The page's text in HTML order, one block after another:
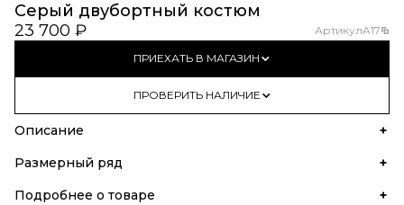
Серый двубортный костюм
23 700 ₽
АртикулA17
ПРИЕХАТЬ В МАГАЗИН
ПРОВЕРИТЬ НАЛИЧИЕ
Описание
Размерный ряд
Подробнее о товаре